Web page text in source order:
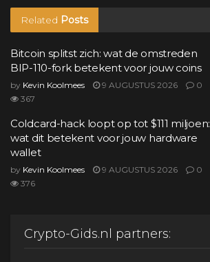
Related Posts
Bitcoin splitst zich: wat de omstreden
BIP-110-fork betekent voor jouw coins
by Kevin Koolmees 9 AUGUSTUS 2026
0
367
Coldcard-hack loopt op tot $111 miljoen:
wat dit betekent voor jouw hardware
wallet
by Kevin Koolmees 9 AUGUSTUS 2026
0
376
Crypto-Gids.nl partners: